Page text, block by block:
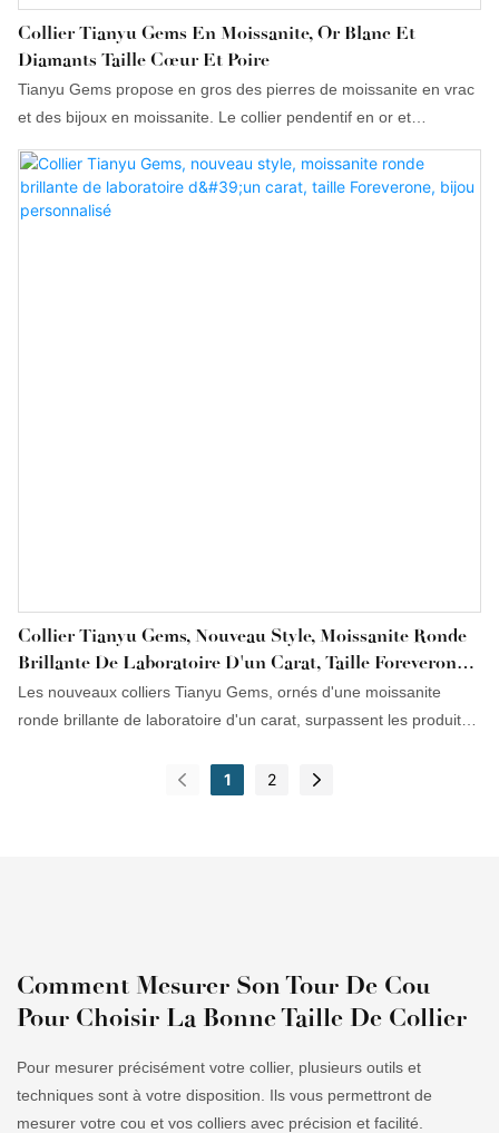
Collier Tianyu Gems En Moissanite, Or Blanc Et
Diamants Taille Cœur Et Poire
Tianyu Gems propose en gros des pierres de moissanite en vrac
et des bijoux en moissanite. Le collier pendentif en or et
matériaux de pointe. Son design répond aux besoins variés d'une
clientèle nationale et internationale. Ce produit est certifié
Collier Tianyu Gems, Nouveau Style, Moissanite Ronde
Brillante De Laboratoire D'un Carat, Taille Foreverone,
Bijou Personnalisé
Les nouveaux colliers Tianyu Gems, ornés d'une moissanite
ronde brillante de laboratoire d'un carat, surpassent les produits
d'utilisation. Ils ont été unanimement reconnus par les clients et
1 2
Comment Mesurer Son Tour De Cou
Pour Choisir La Bonne Taille De Collier
Pour mesurer précisément votre collier, plusieurs outils et
techniques sont à votre disposition. Ils vous permettront de
mesurer votre cou et vos colliers avec précision et facilité.